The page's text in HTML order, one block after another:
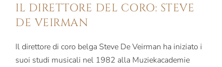
IL DIRETTORE DEL CORO: STEVE
DE VEIRMAN
Il direttore di coro belga Steve De Veirman ha iniziato i
suoi studi musicali nel 1982 alla Muziekacademie